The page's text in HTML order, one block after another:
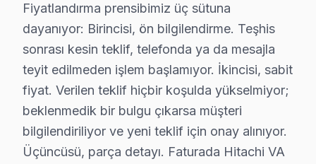
Bağcılar ilçesinin coğrafi konumu, televizyon tamiri
Somut gözlemler, daha çok anakart ve güç
Bağcılar Mahallelerinde Hitachi Teknik Servis
Bağcılar bölgesindeki Hitachi televizyon
1.Güç Sorunu: Cihazın açılmaması ya da
2.Panel Yanma Sorunu: Ekranda belirli bölgelerin
Fiyatlandırma prensibimiz üç sütuna
dayanıyor: Birincisi, ön bilgilendirme. Teşhis
sonrası kesin teklif, telefonda ya da mesajla
teyit edilmeden işlem başlamıyor. İkincisi, sabit
fiyat. Verilen teklif hiçbir koşulda yükselmiyor;
beklenmedik bir bulgu çıkarsa müşteri
bilgilendiriliyor ve yeni teklif için onay alınıyor.
Üçüncüsü, parça detayı. Faturada Hitachi VA